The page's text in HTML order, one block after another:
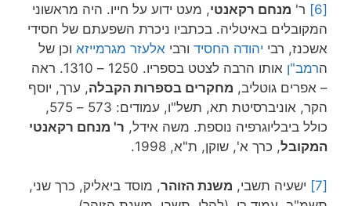
[6] ר' מנחם רקאנטי, מעט ידוע על חייו. היה מראשוני
המקובלים באיטליה. בכתביו ניכרת השפעתם של חסידי
אשכנז, רבי יהודה החסיד ורבי אלעזר מגרמייזא וכן של
הרמב"ן
אותו הרבה לצטט בספריו. 1250 – 1310. ראה
– אפרים גוטליב, מחקרים בספרות הקבלה, ערך, יוסף
הקר, אוניברסיטת תא, תשל"ו, עמודים: 573 – 575,
כולל ביבליוגרפיה נוספת. משה אידל, ר' מנחם רקאנטי
המקובל, כרך א', שוקן, ת"א, 1998.
[7] ישעיה תשבי, משנת הזוהר, מוסד ביאליק, כרך שני,